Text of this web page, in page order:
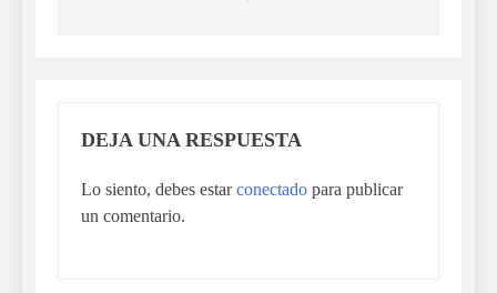
DEJA UNA RESPUESTA
Lo siento, debes estarconectado para publicar
un comentario.